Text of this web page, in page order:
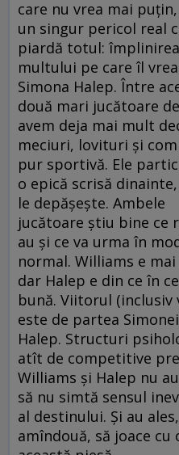
care nu vrea mai
un singur pericol real
piardă totul:
multului pe care îl vrea
Simona Halep. Între
două mari jucătoare
avem deja mai mult
meciuri, lovituri şi
pur sportivă. Ele
o epică scrisă
le depăşeşte. Ambele
jucătoare ştiu bine ce
au şi ce va urma în
normal. Williams e
dar Halep e din ce în
bună. Viitorul (inclusiv
este de partea Simonei
Halep. Structuri
atît de competitive
Williams şi Halep nu
să nu simtă sensul
al destinului. Şi au ales,
amîndouă, să joace cu